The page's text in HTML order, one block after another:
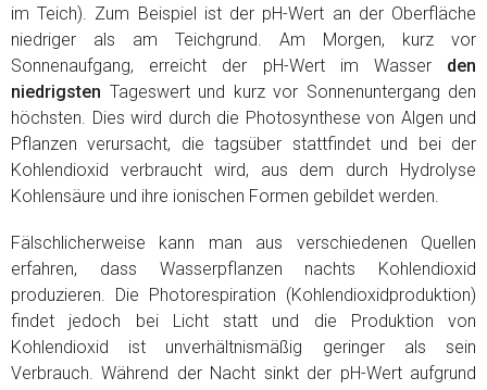
im Teich). Zum Beispiel ist der pH-Wert an der Oberfläche
niedriger als am Teichgrund. Am Morgen, kurz vor
Sonnenaufgang, erreicht der pH-Wert im Wasser den
niedrigsten Tageswert und kurz vor Sonnenuntergang den
höchsten. Dies wird durch die Photosynthese von Algen und
Pflanzen verursacht, die tagsüber stattfindet und bei der
Kohlendioxid verbraucht wird, aus dem durch Hydrolyse
Kohlensäure und ihre ionischen Formen gebildet werden.
Fälschlicherweise kann man aus verschiedenen Quellen
erfahren, dass Wasserpflanzen nachts Kohlendioxid
produzieren. Die Photorespiration (Kohlendioxidproduktion)
findet jedoch bei Licht statt und die Produktion von
Kohlendioxid ist unverhältnismäßig geringer als sein
Verbrauch. Während der Nacht sinkt der pH-Wert aufgrund